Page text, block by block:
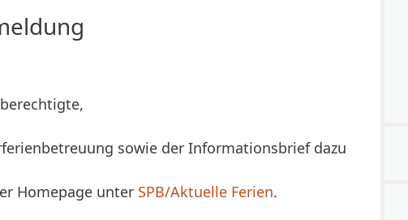
sowie der Informationsbrief dazu
Homepage unter SPB/Aktuelle Ferien.